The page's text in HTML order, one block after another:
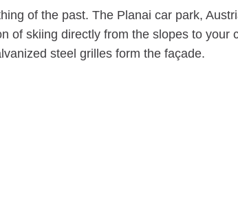
of the past. The Planai car park,
of skiing directly from the slopes to your
steel grilles form the façade.